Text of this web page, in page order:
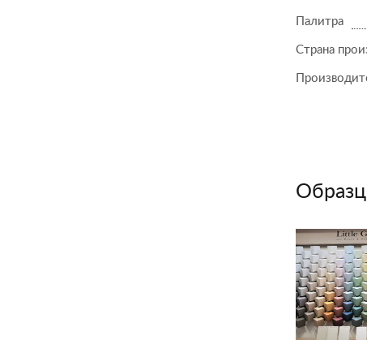
Палитра
Страна